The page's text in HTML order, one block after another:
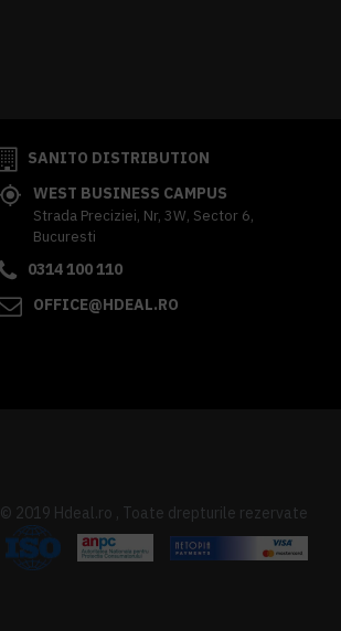
SANITO DISTRIBUTION
WEST BUSINESS CAMPUS
Strada Preciziei, Nr, 3W, Sector 6,
Bucuresti
0314 100 110
OFFICE@HDEAL.RO
© 2019 Hdeal.ro , Toate drepturile rezervate